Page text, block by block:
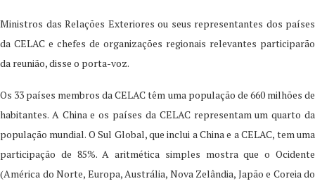
Ministros das Relações Exteriores ou seus representantes dos países
da CELAC e chefes de organizações regionais relevantes participarão
da reunião, disse o porta-voz.
Os 33 países membros da CELAC têm uma população de 660 milhões de
habitantes. A China e os países da CELAC representam um quarto da
população mundial. O Sul Global, que inclui a China e a CELAC, tem uma
participação de 85%. A aritmética simples mostra que o Ocidente
(América do Norte, Europa, Austrália, Nova Zelândia, Japão e Coreia do